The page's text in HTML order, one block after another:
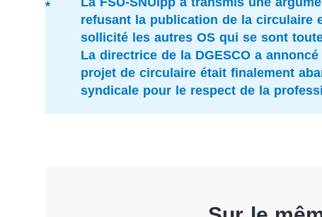
refusant la publication de la circulaire
sollicité les autres OS qui se sont
La directrice de la DGESCO a
projet de circulaire était finalement
syndicale pour le respect de la